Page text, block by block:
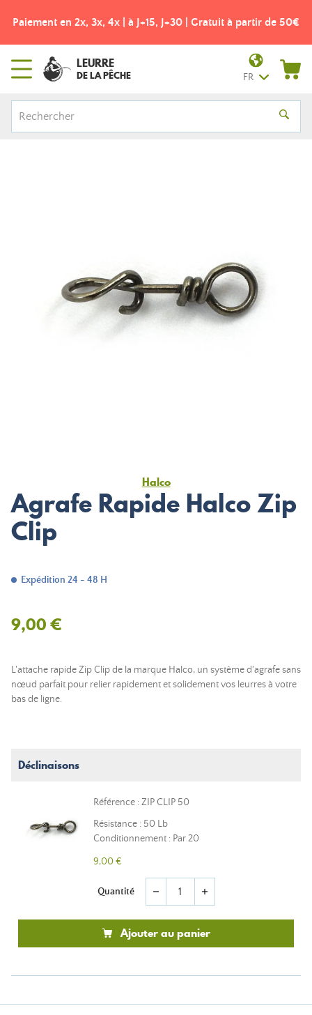
Paiement en 2x, 3x, 4x | à J+15, J+30 | Gratuit à partir de 50€
LEURRE
DE LA PÊCHE FR
Halco
Agrafe Rapide Halco Zip
Clip
Expédition 24 - 48 H
9,00 €
L'attache rapide Zip Clip de la marque Halco, un système d'agrafe sans
nœud parfait pour relier rapidement et solidement vos leurres à votre
bas de ligne.
Déclinaisons
Référence : ZIP CLIP 50
Résistance : 50 Lb
Conditionnement : Par 20
9,00 €
Quantité remove add
Ajouter au panier